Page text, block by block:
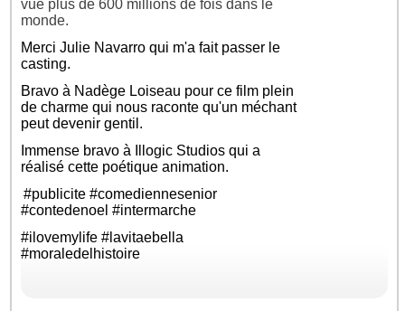
vue plus de 600 millions de fois dans le
monde.
MerciJulie Navarro qui m'a fait passer le
casting.
Bravo à Nadège Loiseau pour ce film plein
de charme qui nous raconte qu'un méchant
peut devenir gentil.
Immense bravo à Illogic Studios qui a
réalisé cette poétique animation.
#publicite #comediennesenior
#contedenoel #intermarche
#ilovemylife #lavitaebella
#moraledelhistoire